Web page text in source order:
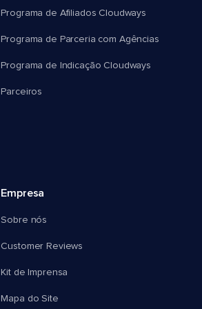
Programa de Afiliados Cloudways
Programa de Parceria com Agências
Programa de Indicação Cloudways
Parceiros
Empresa
Sobre nós
Customer Reviews
Kit de Imprensa
Mapa do Site